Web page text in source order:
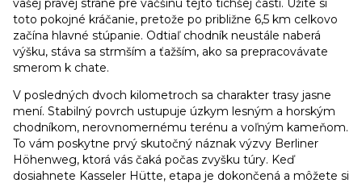
toto pokojné kráčanie, pretože po približne 6,5 km celkovo
začína hlavné stúpanie. Odtiaľ chodník neustále naberá
výšku, stáva sa strmším a ťažším, ako sa prepracovávate
smerom k chate.
V posledných dvoch kilometroch sa charakter trasy jasne
mení. Stabilný povrch ustupuje úzkym lesným a horským
chodníkom, nerovnomernému terénu a voľným kameňom.
To vám poskytne prvý skutočný náznak výzvy Berliner
Höhenweg, ktorá vás čaká počas zvyšku túry. Keď
dosiahnete Kasseler Hütte, etapa je dokončená a môžete si